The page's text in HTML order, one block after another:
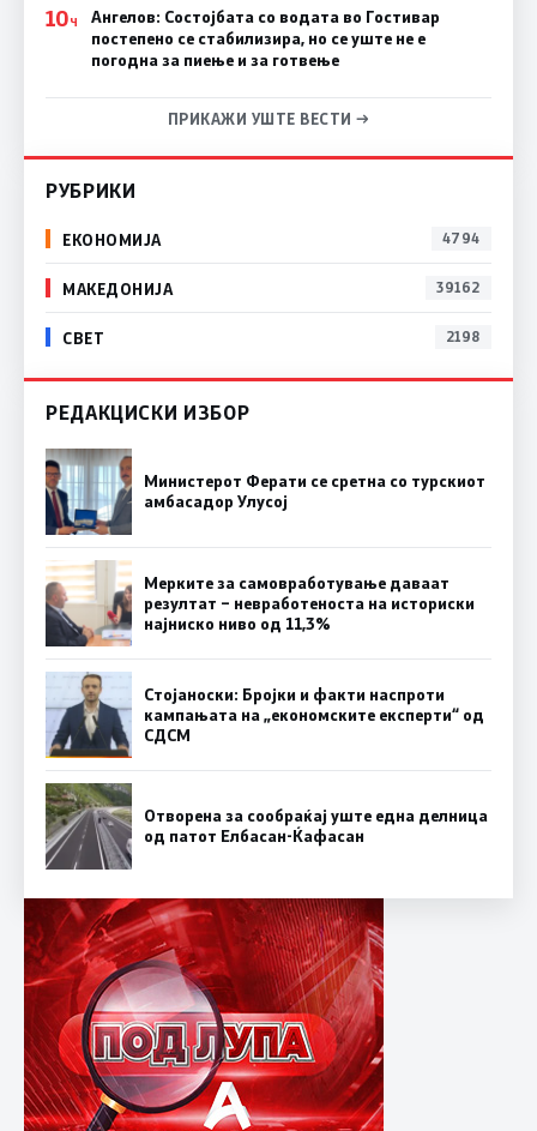
10Ч
Ангелов: Состојбата со водата во Гостивар
постепено се стабилизира, но се уште не е
погодна за пиење и за готвење
ПРИКАЖИ УШТЕ ВЕСТИ →
РУБРИКИ
ЕКОНОМИЈА 4794
МАКЕДОНИЈА 39162
СВЕТ 2198
РЕДАКЦИСКИ ИЗБОР
Министерот Ферати се сретна со турскиот
амбасадор Улусој
Мерките за самовработување даваат
резултат – невработеноста на историски
најниско ниво од 11,3%
Стојаноски: Бројки и факти наспроти
кампањата на „економските експерти“ од
СДСM
Отворена за сообраќај уште една делница
од патот Елбасан-Ќафасан